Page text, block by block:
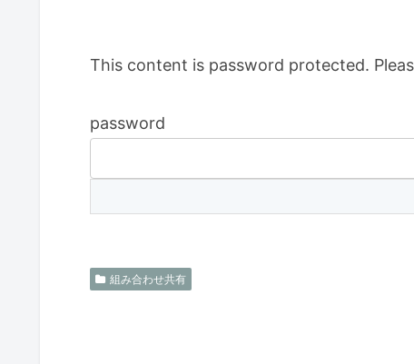
This content is password protected.
password
組み合わせ共有